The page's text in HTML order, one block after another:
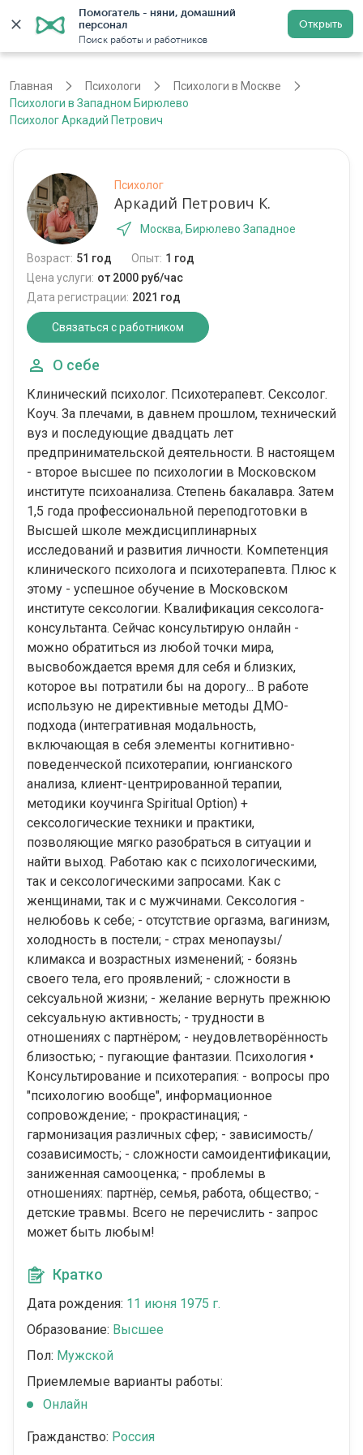
Помогатель - няни, домашний
персонал
Поиск работы и работников
Открыть
Регистрация
Главная Психологи
Психологи в Москве
Психологи в Западном Бирюлево
Психолог Аркадий Петрович
Психолог
Аркадий Петрович К.
Москва, Бирюлево Западное
Возраст: 51 год Опыт: 1 год
Цена услуги: от 2000 руб/час
Дата регистрации: 2021 год
Связаться с работником
О себе
Клинический психолог. Психотерапевт. Сексолог.
Коуч. За плечами, в давнем прошлом, технический
вуз и последующие двадцать лет
предпринимательской деятельности. В настоящем
- второе высшее по психологии в Московском
институте психоанализа. Степень бакалавра. Затем
1,5 года профессиональной переподготовки в
Высшей школе междисциплинарных
исследований и развития личности. Компетенция
клинического психолога и психотерапевта. Плюс к
этому - успешное обучение в Московском
институте сексологии. Квалификация сексолога-
консультанта. Сейчас консультирую онлайн -
можно обратиться из любой точки мира,
высвобождается время для себя и близких,
которое вы потратили бы на дорогу... В работе
использую не директивные методы ДМО-
подхода (интегративная модальность,
включающая в себя элементы когнитивно-
поведенческой психотерапии, юнгианского
анализа, клиент-центрированной терапии,
методики коучинга Spiritual Option) +
сексологические техники и практики,
позволяющие мягко разобраться в ситуации и
найти выход. Работаю как с психологическими,
так и сексологическими запросами. Как с
женщинами, так и с мужчинами. Cексология -
нелюбовь к себе; - отсутствие оргазма, вагинизм,
холодность в постели; - страх менопаузы/
климакса и возрастных изменений; - боязнь
своего тела, его проявлений; - сложности в
сеkсуальной жизни; - желание вернуть прежнюю
сеkcуальную активность; - трудности в
отношениях с партнёром; - неудовлетворённость
близостью; - пугающие фантазии. Психология •
Консультирование и психотерапия: - вопросы про
"психологию вообще", информационное
сопровождение; - прокрастинация; -
гармонизация различных сфер; - зависимость/
созависимость; - сложности самоидентификации,
заниженная самооценка; - проблемы в
отношениях: партнёр, семья, работа, общество; -
детские травмы. Всего не перечислить - запрос
может быть любым!
Кратко
Дата рождения: 11 июня 1975 г.
Образование: Высшее
Пол: Мужской
Приемлемые варианты работы:
Онлайн
Гражданство: Россия